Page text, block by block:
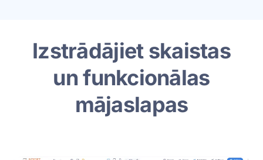
Izstrādājiet skaistas
un funkcionālas
mājaslapas